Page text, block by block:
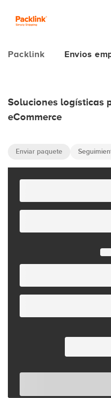
Packlink Envios
Soluciones logísticas
eCommerce
Enviar paquete